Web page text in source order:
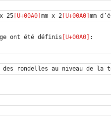
x 25 mm x 2 mm
ont été définis